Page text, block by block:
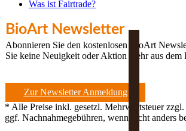
Was ist Fairtrade?
BioArt Newsletter
Abonnieren Sie den kostenlosen BioArt
Sie keine Neuigkeit oder Aktion mehr aus
Zur Newsletter Anmeldung
* Alle Preise inkl. gesetzl. Mehrwertsteuer zzgl.
ggf. Nachnahmegebühren, wenn nicht anders